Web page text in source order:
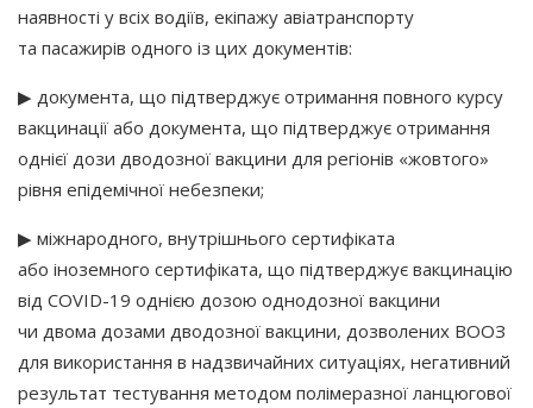
наявності у всіх водіїв, екіпажу авіатранспорту
та пасажирів одного із цих документів:
▶ документа, що підтверджує отримання повного курсу
вакцинації або документа, що підтверджує отримання
однієї дози дводозної вакцини для регіонів «жовтого»
рівня епідемічної небезпеки;
▶ міжнародного, внутрішнього сертифіката
або іноземного сертифіката, що підтверджує вакцинацію
від COVID-19 однією дозою однодозної вакцини
чи двома дозами дводозної вакцини, дозволених ВООЗ
для використання в надзвичайних ситуаціях, негативний
результат тестування методом полімеразної ланцюгової